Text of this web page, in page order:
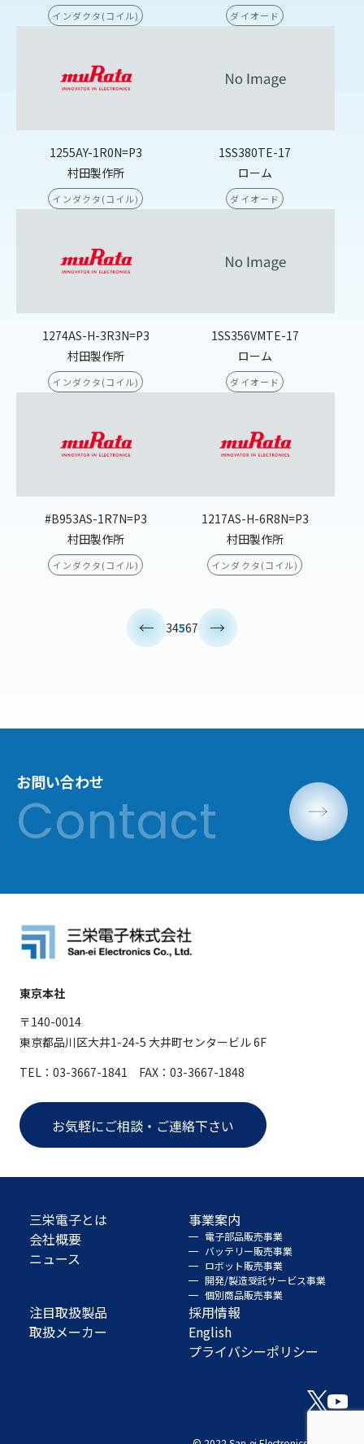
インダクタ(コイル) ダイオード
1255AY-1R0N=P3
村田製作所
インダクタ(コイル)
1SS380TE-17
ローム
ダイオード
1274AS-H-3R3N=P3
村田製作所
インダクタ(コイル)
1SS356VMTE-17
ローム
ダイオード
#B953AS-1R7N=P3
村田製作所
インダクタ(コイル)
1217AS-H-6R8N=P3
村田製作所
インダクタ(コイル)
34567
お問い合わせ
東京本社
〒140-0014
東京都品川区大井1-24-5 大井町センタービル 6F
TEL：03-3667-1841 FAX：03-3667-1848
お気軽にご相談・ご連絡下さい
三栄電子とは
会社概要
ニュース
事業案内
電子部品販売事業
バッテリー販売事業
ロボット販売事業
開発/製造受託サービス事業
個別商品販売事業
注目取扱製品
取扱メーカー
採用情報
English
プライバシーポリシー